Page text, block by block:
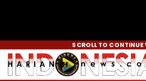
SCROLL TO